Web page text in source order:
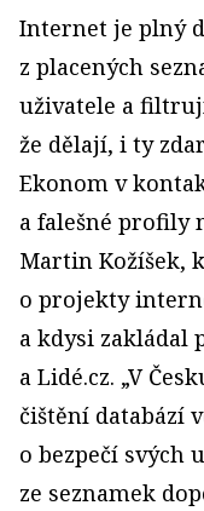
Internet je plný
z placených
uživatele a
že dělají, i ty
Ekonom v
a falešné profily
Martin Kožíšek,
o projekty
a kdysi zakládal
a Lidé.cz. „V
čištění databází
o bezpečí svých
ze seznamek